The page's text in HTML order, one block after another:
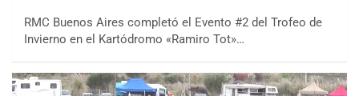
RMC Buenos Aires completó el Evento #2 del Trofeo de
Invierno en el Kartódromo «Ramiro Tot»…